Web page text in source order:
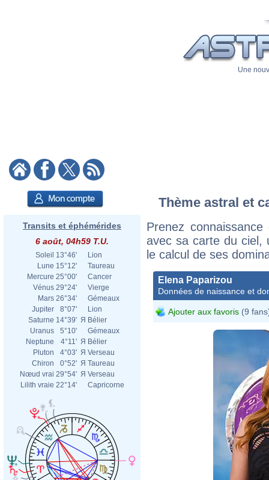
Une
Transits et éphémérides
6 août, 04h59 T.U.
Soleil 13°46'
Lion
Lune 15°12'
Taureau
Mercure 25°00'
Cancer
Vénus 29°24'
Vierge
Mars 26°34'
Gémeaux
Jupiter
8°07'
Lion
Saturne 14°39' Я Bélier
Uranus
5°10'
Gémeaux
Neptune
4°11' Я Bélier
Pluton
4°03' Я Verseau
Chiron
0°52' Я Taureau
Nœud vrai 29°54' Я Verseau
Lilith vraie 22°14' Capricorne
Thème astral et
Prenez
avec sa carte du ciel,
le calcul de ses
Elena Paparizou
Données de naissance et
Ajouter aux favoris (9